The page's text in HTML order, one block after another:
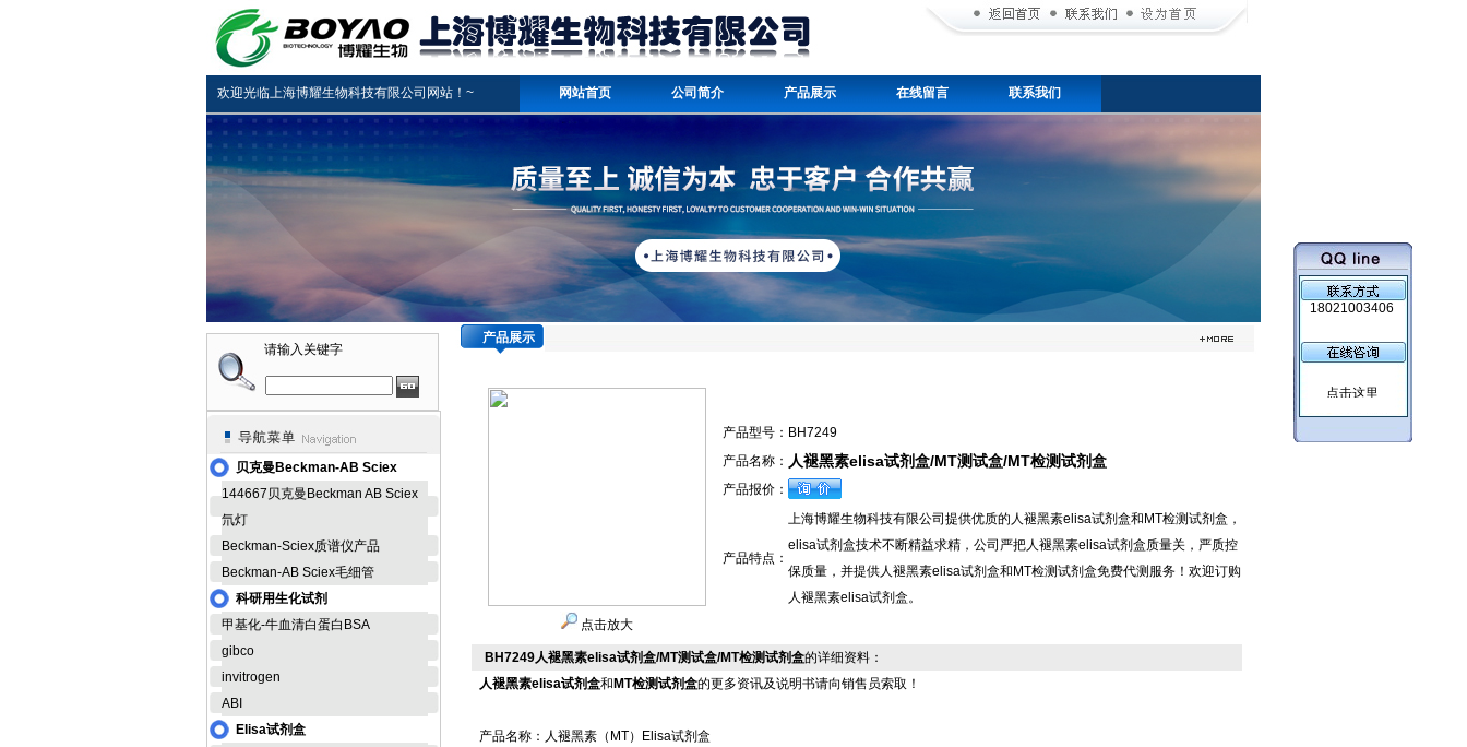
欢迎光临上海博耀生物科技有限公司网站！~ 网站首页 公司简介 产品展示 在线留言 联系我们
18021003406
请输入关键字
贝克曼Beckman-AB Sciex
144667贝克曼Beckman AB Sciex
氘灯
Beckman-Sciex质谱仪产品
Beckman-AB Sciex毛细管
科研用生化试剂
甲基化-牛血清白蛋白BSA
gibco
invitrogen
ABI
Elisa试剂盒
产品展示
点击放大
产品型号： BH7249
产品名称： 人褪黑素elisa试剂盒/MT测试盒/MT检测试剂盒
产品报价：
产品特点：
上海博耀生物科技有限公司提供优质的人褪黑素elisa试剂盒和MT检测试剂盒，
elisa试剂盒技术不断精益求精，公司严把人褪黑素elisa试剂盒质量关，严质控
保质量，并提供人褪黑素elisa试剂盒和MT检测试剂盒免费代测服务！欢迎订购
人褪黑素elisa试剂盒。
BH7249人褪黑素elisa试剂盒/MT测试盒/MT检测试剂盒的详细资料：
人褪黑素elisa试剂盒和 MT检测试剂盒的更多资讯及说明书请向销售员索取！
产品名称：人褪黑素（MT）Elisa试剂盒